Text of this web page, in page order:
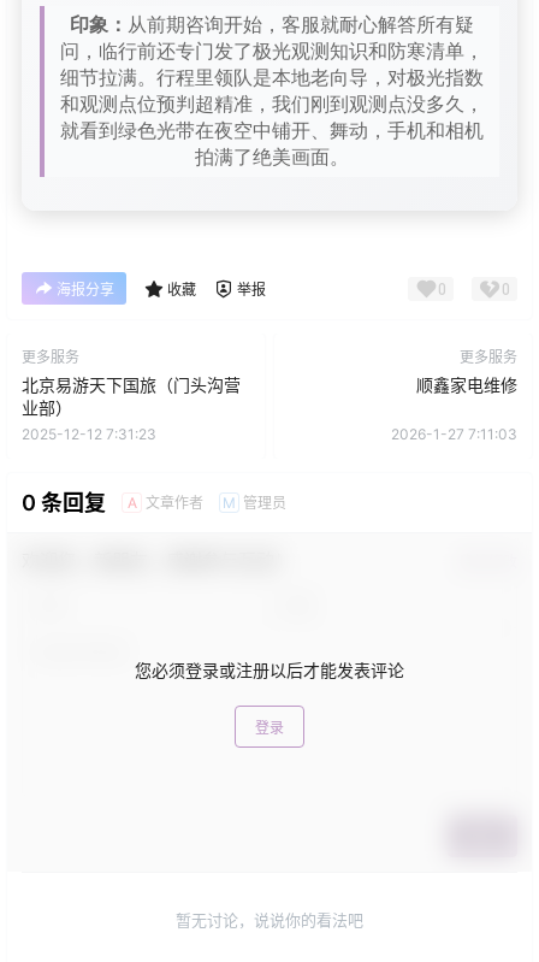
印象： 从前期咨询开始，客服就耐心解答所有疑
问，临行前还专门发了极光观测知识和防寒清单，
细节拉满。行程里领队是本地老向导，对极光指数
和观测点位预判超精准，我们刚到观测点没多久，
就看到绿色光带在夜空中铺开、舞动，手机和相机
拍满了绝美画面。
海报分享 收藏 举报 0 0
更多服务
北京易游天下国旅（门头沟营
业部）
2025-12-12 7:31:23
更多服务
顺鑫家电维修
2026-1-27 7:11:03
0 条回复 A 文章作者 M 管理员
您必须登录或注册以后才能发表评论
登录
暂无讨论，说说你的看法吧